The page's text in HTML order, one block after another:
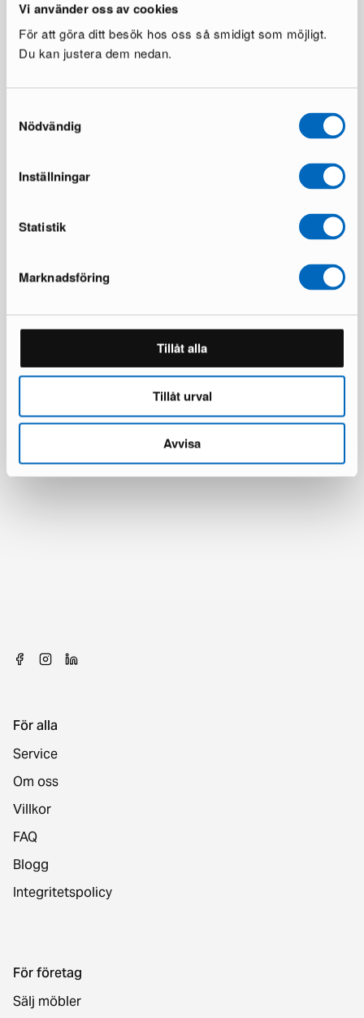
Vi använder oss av cookies
För att göra ditt besök hos oss så smidigt som möjligt.
Du kan justera dem nedan.
Nödvändig
Inställningar
Statistik
Marknadsföring
Tillåt alla
Tillåt urval
Avvisa
6 i lager ·
65 € 110 € 99 € 179 €
4 i lager ·
Alla produkter laddade
För alla
Service
Om oss
Villkor
FAQ
Blogg
Integritetspolicy
För företag
Sälj möbler